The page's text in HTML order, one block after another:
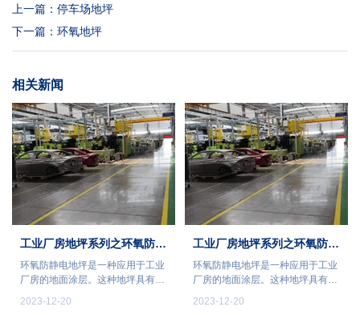
上一篇： 停车场地坪
下一篇： 环氧地坪
相关新闻
2023-12-20
工业厂房地坪系列之环氧防静
电地坪
环氧防静电地坪是一种应用于工业
厂房的地面涂层。这种地坪具有防
的产生和积累。它采用环氧树脂作
2023-12-20
工业厂房地坪系列之环氧防静
电地坪
环氧防静电地坪是一种应用于工业
厂房的地面涂层。这种地坪具有防
的产生和积累。它采用环氧树脂作